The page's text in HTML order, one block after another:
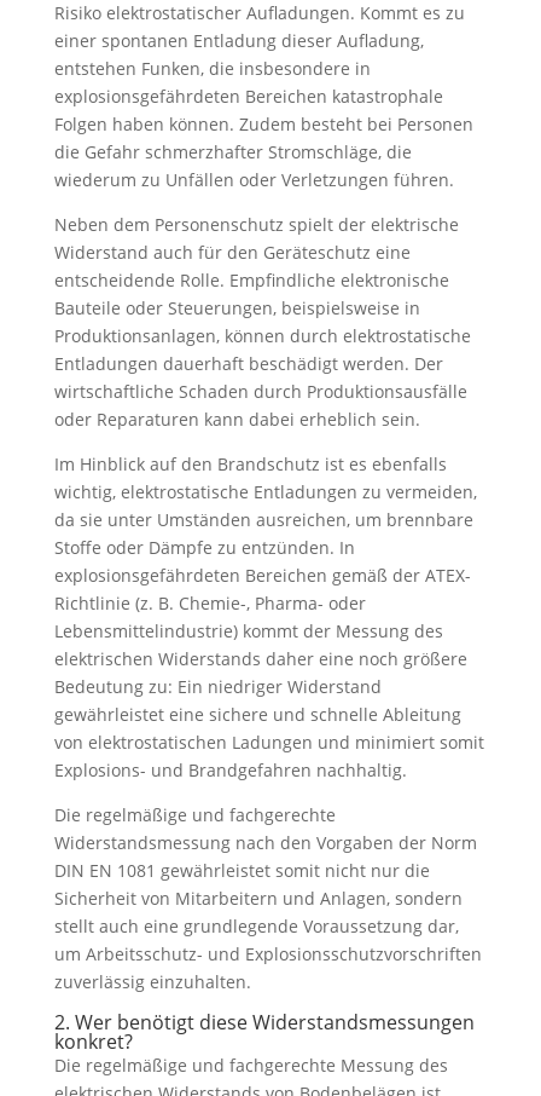
Risiko elektrostatischer Aufladungen. Kommt es zu
einer spontanen Entladung dieser Aufladung,
entstehen Funken, die insbesondere in
explosionsgefährdeten Bereichen katastrophale
Folgen haben können. Zudem besteht bei Personen
die Gefahr schmerzhafter Stromschläge, die
wiederum zu Unfällen oder Verletzungen führen.
Neben dem Personenschutz spielt der elektrische
Widerstand auch für den Geräteschutz eine
entscheidende Rolle. Empfindliche elektronische
Bauteile oder Steuerungen, beispielsweise in
Produktionsanlagen, können durch elektrostatische
Entladungen dauerhaft beschädigt werden. Der
wirtschaftliche Schaden durch Produktionsausfälle
oder Reparaturen kann dabei erheblich sein.
Im Hinblick auf den Brandschutz ist es ebenfalls
wichtig, elektrostatische Entladungen zu vermeiden,
da sie unter Umständen ausreichen, um brennbare
Stoffe oder Dämpfe zu entzünden. In
explosionsgefährdeten Bereichen gemäß der ATEX-
Richtlinie (z. B. Chemie-, Pharma- oder
Lebensmittelindustrie) kommt der Messung des
elektrischen Widerstands daher eine noch größere
Bedeutung zu: Ein niedriger Widerstand
gewährleistet eine sichere und schnelle Ableitung
von elektrostatischen Ladungen und minimiert somit
Explosions- und Brandgefahren nachhaltig.
Die regelmäßige und fachgerechte
Widerstandsmessung nach den Vorgaben der Norm
DIN EN 1081 gewährleistet somit nicht nur die
Sicherheit von Mitarbeitern und Anlagen, sondern
stellt auch eine grundlegende Voraussetzung dar,
um Arbeitsschutz- und Explosionsschutzvorschriften
zuverlässig einzuhalten.
2. Wer benötigt diese Widerstandsmessungen
konkret?
Die regelmäßige und fachgerechte Messung des